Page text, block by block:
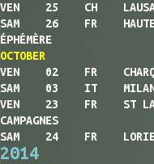
VEN 25 CH
SAM 26 FR
ÉPHÉMÈRE
OCTOBER
VEN 02 FR
SAM 03 IT MILANO
VEN 23 FR ST
CAMPAGNES
SAM 24 FR
2014